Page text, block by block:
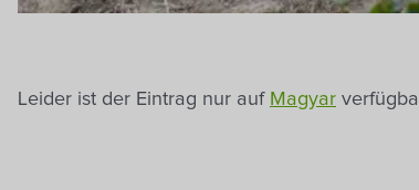
Leider ist der Eintrag nur auf Magyar